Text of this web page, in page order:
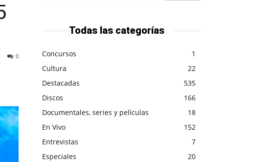
0
Todas las categorías
Concursos
1
Cultura
22
Destacadas
535
Discos
166
Documentales, series y películas
18
En Vivo
152
Entrevistas
7
Especiales
20